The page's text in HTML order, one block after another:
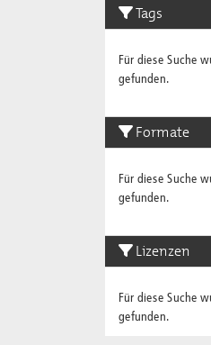
Tags
Für diese Suche
gefunden.
Formate
Für diese Suche
gefunden.
Lizenzen
Für diese Suche
gefunden.